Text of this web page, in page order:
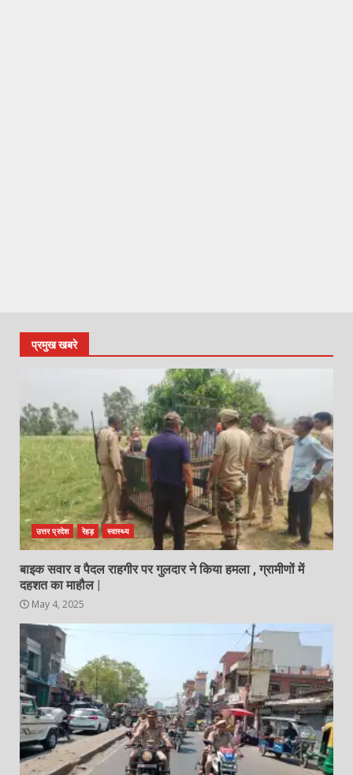
प्रमुख खबरे
उत्तर प्रदेश रेहड़ स्वास्थ्य
बाइक सवार व पैदल राहगीर पर गुलदार ने किया हमला , ग्रामीणों में
दहशत का माहौल |
May 4, 2025